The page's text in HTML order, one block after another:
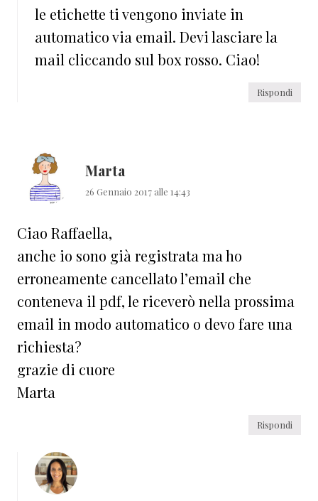
le etichette ti vengono inviate in
automatico via email. Devi lasciare la
mail cliccando sul box rosso. Ciao!
Rispondi
Marta
26 Gennaio 2017 alle 14:43
Ciao Raffaella,
anche io sono già registrata ma ho
erroneamente cancellato l’email che
conteneva il pdf, le riceverò nella prossima
email in modo automatico o devo fare una
richiesta?
grazie di cuore
Marta
Rispondi